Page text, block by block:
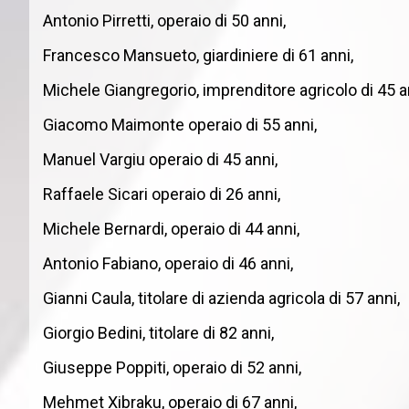
Antonio Pirretti, operaio di 50 anni,
Francesco Mansueto, giardiniere di 61 anni,
Michele Giangregorio, imprenditore agricolo di 45
Giacomo Maimonte operaio di 55 anni,
Manuel Vargiu operaio di 45 anni,
Raffaele Sicari operaio di 26 anni,
Michele Bernardi, operaio di 44 anni,
Antonio Fabiano, operaio di 46 anni,
Gianni Caula, titolare di azienda agricola di 57 anni,
Giorgio Bedini, titolare di 82 anni,
Giuseppe Poppiti, operaio di 52 anni,
Mehmet Xibraku, operaio di 67 anni,